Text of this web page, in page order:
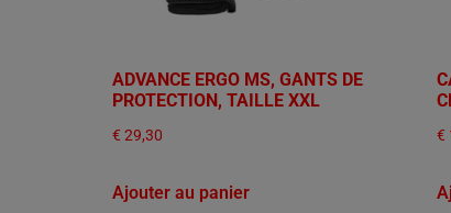
ADVANCE ERGO MS, GANTS DE
PROTECTION, TAILLE XXL
€ 29,30
Ajouter au panier
€